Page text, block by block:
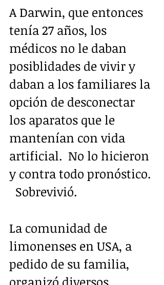
A Darwin, que entonces
tenía 27 años, los
médicos no le daban
posiblidades de vivir y
daban a los familiares la
opción de desconectar
los aparatos que le
mantenían con vida
artificial.  No lo hicieron
y contra todo pronóstico.
  Sobrevivió.
La comunidad de
limonenses en USA, a
pedido de su familia,
organizó diversos